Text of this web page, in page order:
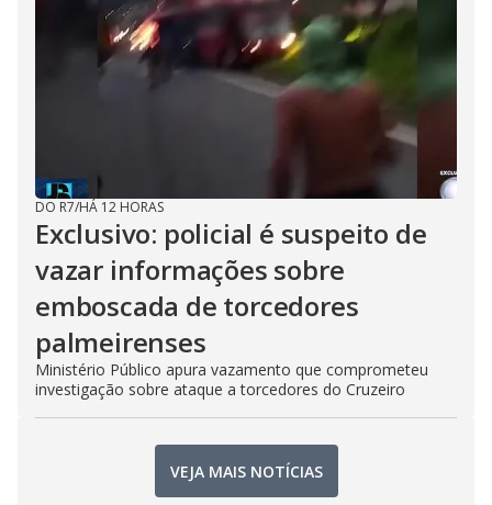
DO R7/HÁ 12 HORAS
Exclusivo: policial é suspeito de
vazar informações sobre
emboscada de torcedores
palmeirenses
Ministério Público apura vazamento que comprometeu
investigação sobre ataque a torcedores do Cruzeiro
VEJA MAIS NOTÍCIAS